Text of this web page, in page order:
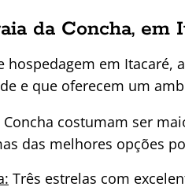
da Concha, em
em Itacaré,
e que oferecem um
costumam ser
das melhores opções
Três estrelas com